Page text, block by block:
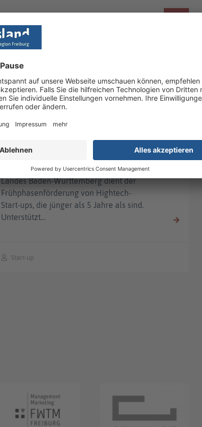
Innovationsgutschein "Hightech
Der Innovationsgutschein "Hightech
Start-up" des Zuschussprogramms des
Landes Baden-Württemberg dient der
Frühphasenförderung von Hightech-
Start-ups, die jünger als 5 Jahre als sind.
Unterstützt…
Start-up